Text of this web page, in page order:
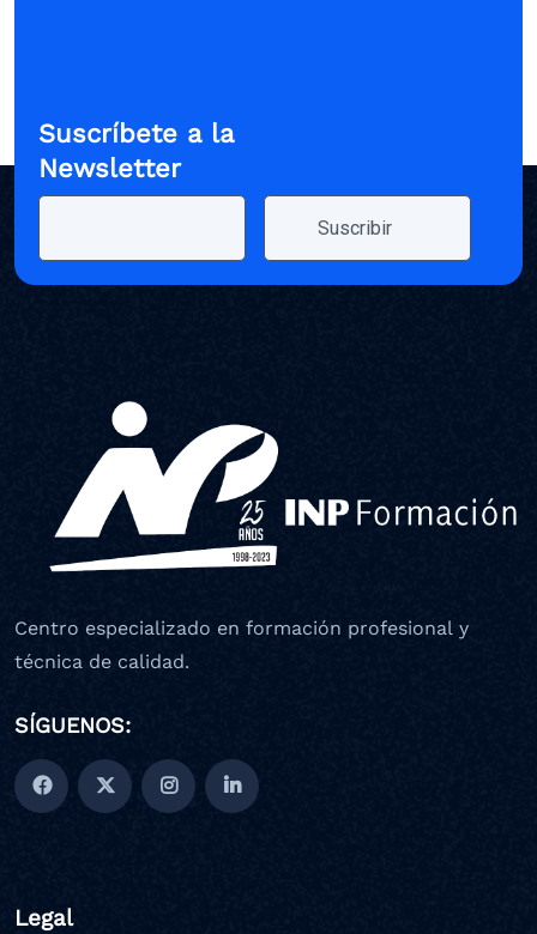
Suscríbete a la
Newsletter
Centro especializado en formación profesional y
técnica de calidad.
SÍGUENOS:
Legal